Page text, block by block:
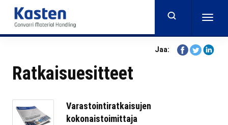
main
content
Jaa:
ShareShareShare
Ratkaisuesitteet
Varastointiratkaisujen
kokonaistoimittaja